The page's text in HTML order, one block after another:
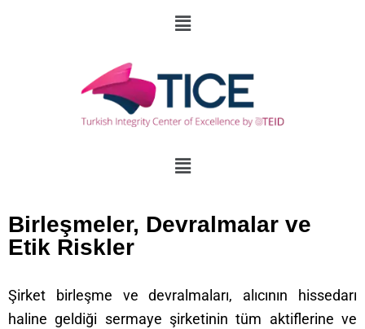
Birleşmeler, Devralmalar ve
Etik Riskler
Şirket birleşme ve devralmaları, alıcının hissedarı
haline geldiği sermaye şirketinin tüm aktiflerine ve